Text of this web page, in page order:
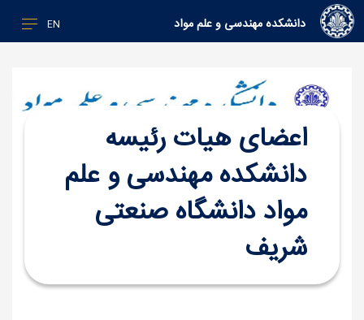
EN دانشکده مهندسی و علم مواد
اعضای هیات رئیسه
دانشکده مهندسی و علم
مواد دانشگاه صنعتی
شریف